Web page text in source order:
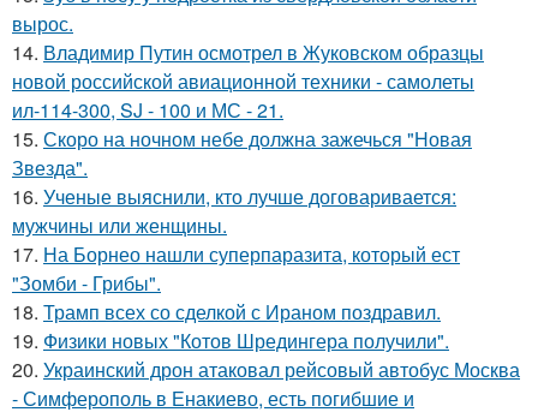
вырос.
14. Владимир Путин осмотрел в Жуковском образцы
новой российской авиационной техники - самолеты
ил-114-300, SJ - 100 и МС - 21.
15. Скоро на ночном небе должна зажечься "Новая
Звезда".
16. Ученые выяснили, кто лучше договаривается:
мужчины или женщины.
17. На Борнео нашли суперпаразита, который ест
"Зомби - Грибы".
18. Трамп всех со сделкой с Ираном поздравил.
19. Физики новых "Котов Шредингера получили".
20. Украинский дрон атаковал рейсовый автобус Москва
- Симферополь в Енакиево, есть погибшие и